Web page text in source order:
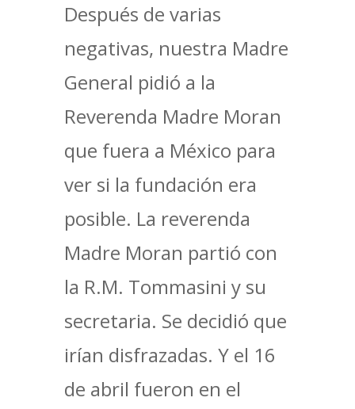
Después de varias
negativas, nuestra Madre
General pidió a la
Reverenda Madre Moran
que fuera a México para
ver si la fundación era
posible. La reverenda
Madre Moran partió con
la R.M. Tommasini y su
secretaria. Se decidió que
irían disfrazadas. Y el 16
de abril fueron en el